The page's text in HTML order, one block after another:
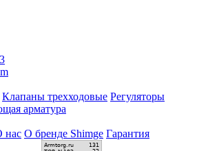
Клапаны трехходовые Регуляторы
арматура
нас О бренде Shimge Гарантия